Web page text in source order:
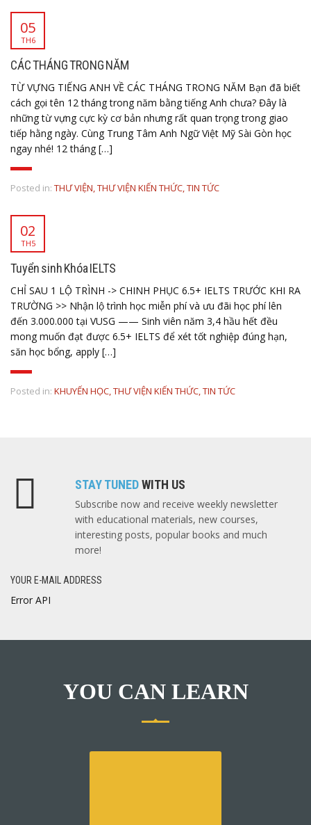
05
TH6
CÁC THÁNG TRONG NĂM
TỪ VỰNG TIẾNG ANH VỀ CÁC THÁNG TRONG NĂM Bạn đã biết
cách gọi tên 12 tháng trong năm bằng tiếng Anh chưa? Đây là
những từ vựng cực kỳ cơ bản nhưng rất quan trọng trong giao
tiếp hằng ngày. Cùng Trung Tâm Anh Ngữ Việt Mỹ Sài Gòn học
ngay nhé! 12 tháng […]
Posted in: THƯ VIỆN,THƯ VIỆN KIẾN THỨC,TIN TỨC
02
TH5
Tuyển sinh Khóa IELTS
CHỈ SAU 1 LỘ TRÌNH -> CHINH PHỤC 6.5+ IELTS TRƯỚC KHI RA
TRƯỜNG >> Nhận lộ trình học miễn phí và ưu đãi học phí lên
đến 3.000.000 tại VUSG —— Sinh viên năm 3,4 hầu hết đều
mong muốn đạt được 6.5+ IELTS để xét tốt nghiệp đúng hạn,
săn học bổng, apply […]
Posted in: KHUYẾN HỌC,THƯ VIỆN KIẾN THỨC,TIN TỨC
STAY TUNEDWITH US
Subscribe now and receive weekly newsletter
with educational materials, new courses,
interesting posts, popular books and much
more!
YOUR E-MAIL ADDRESS
Error API
YOU CAN LEARN